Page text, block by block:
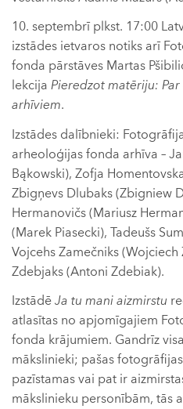
10. septembrī plkst. 17:00
izstādes ietvaros notiks arī
fonda pārstāves Martas
lekcija Pieredzot matēriju:
arhīviem.
Izstādes dalībnieki:
arheoloģijas fonda arhīva –
Bąkowski), Zofja
Zbigņevs Dlubaks (Zbigniew
Hermanovičs (Mariusz
(Marek Piasecki), Tadeušs
Vojcehs Zamečniks
Zdebjaks (Antoni Zdebiak).
IzstādēJa tu mani aizmirstu
atlasītas no apjomīgajiem
fonda krājumiem. Gandrīz
mākslinieki; pašas
pazīstamas vai pat ir
mākslinieku personībām, tās